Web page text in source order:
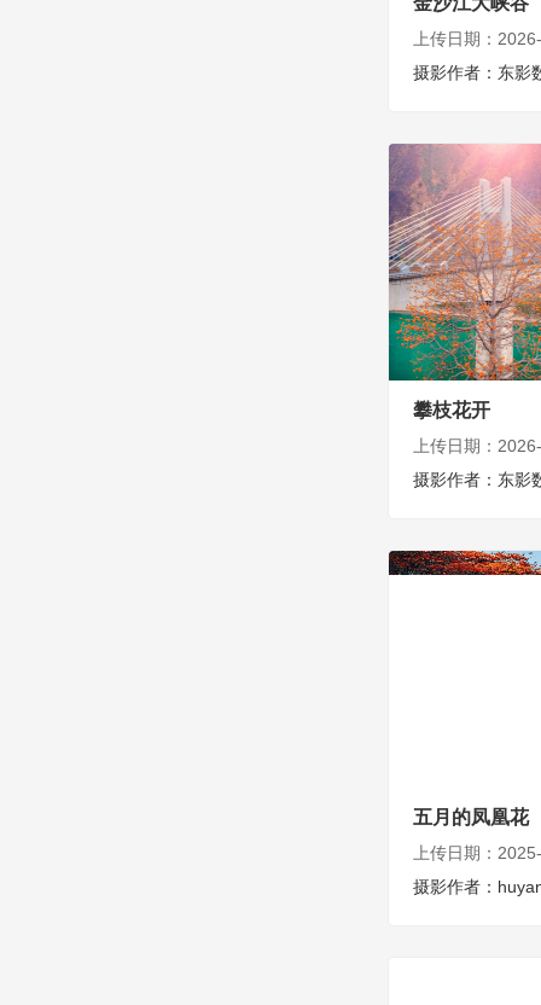
上传日期：
摄影作者：东影
攀枝花开
上传日期：
摄影作者：东影
五月的凤凰花
上传日期：
摄影作者：